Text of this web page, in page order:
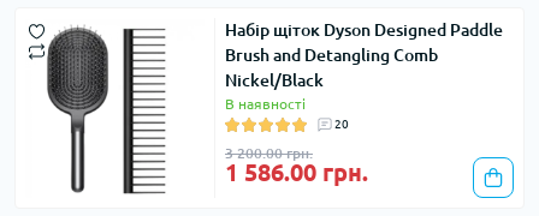
Набір щіток Dyson Designed Paddle
Brush and Detangling Comb
Nickel/Black
В наявності
20
3 200.00 грн.
1 586.00 грн.